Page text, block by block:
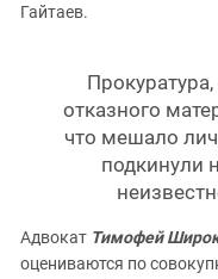
Гайтаев.
отказного
что мешало
подкинули
Адвокат Тимофей
оцениваются по